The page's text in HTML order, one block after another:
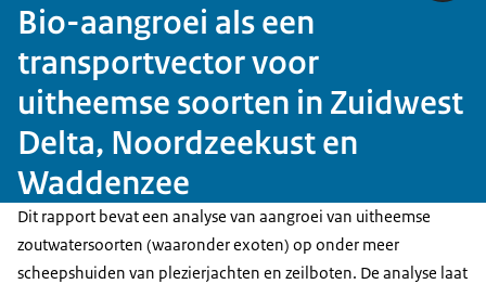
Bio-aangroei als een
transportvector voor
uitheemse soorten in Zuidwest
Delta, Noordzeekust en
Waddenzee
Dit rapport bevat een analyse van aangroei van uitheemse
zoutwatersoorten (waaronder exoten) op onder meer
scheepshuiden van plezierjachten en zeilboten. De analyse laat